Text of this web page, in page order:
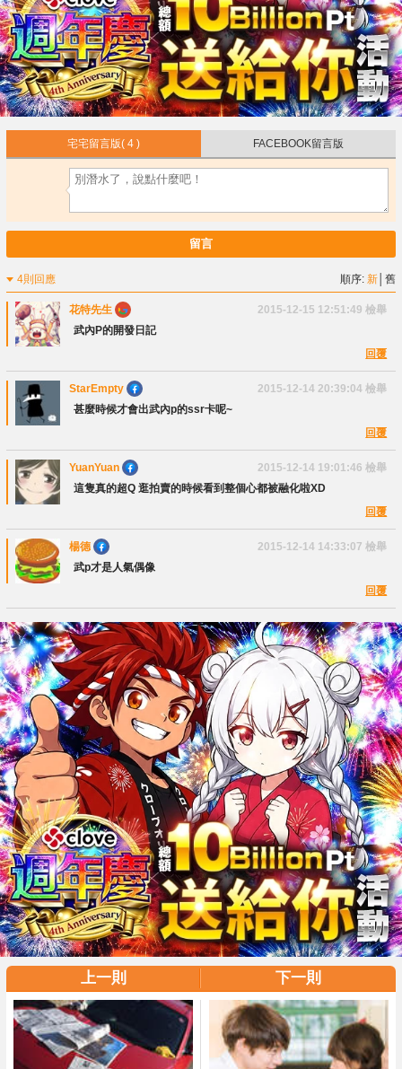
宅宅留言版( 4 ) FACEBOOK留言版
留言
4則回應 順序:新 │舊
花特先生 2015-12-15 12:51:49 檢舉
武內P的開發日記
回覆
StarEmpty 2015-12-14 20:39:04 檢舉
甚麼時候才會出武內p的ssr卡呢~
回覆
YuanYuan 2015-12-14 19:01:46 檢舉
這隻真的超Q 逛拍賣的時候看到整個心都被融化啦XD
回覆
楊德 2015-12-14 14:33:07 檢舉
武p才是人氣偶像
回覆
上一則 下一則